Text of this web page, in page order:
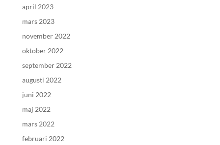
april 2023
mars 2023
november 2022
oktober 2022
september 2022
augusti 2022
juni 2022
maj 2022
mars 2022
februari 2022